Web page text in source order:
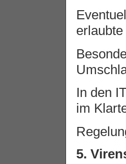
In den
im
5.